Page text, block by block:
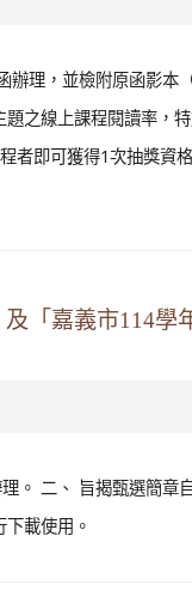
理，並檢附原函影本
之線上課程閱讀率，
者即可獲得1次抽獎資
「嘉義市114學
。 二、 旨揭甄選簡章
載使用。